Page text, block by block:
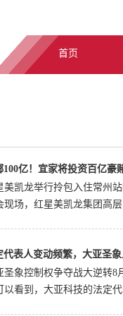
首页
100亿！宜家将投资百亿豪
美凯龙举行拎包入住常州
现场，红星美凯龙集团高
砖、智谛橱柜、造梦者床
部品牌，以及美的控股置
代表人变动频繁，大亚圣象
圣象控制权争夺战大逆转8
以看到，大亚科技的法定